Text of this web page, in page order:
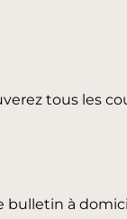
tous les
bulletin à